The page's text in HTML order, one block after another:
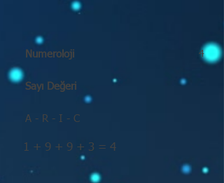
Numeroloji
Sayı Değeri
4
A - R - I - C
1 + 9 + 9 + 3 = 4